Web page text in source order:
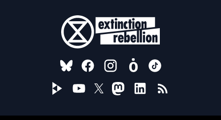
FOLLOW US ON